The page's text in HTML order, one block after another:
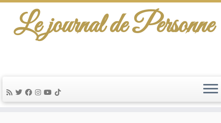
Le journal de Personne